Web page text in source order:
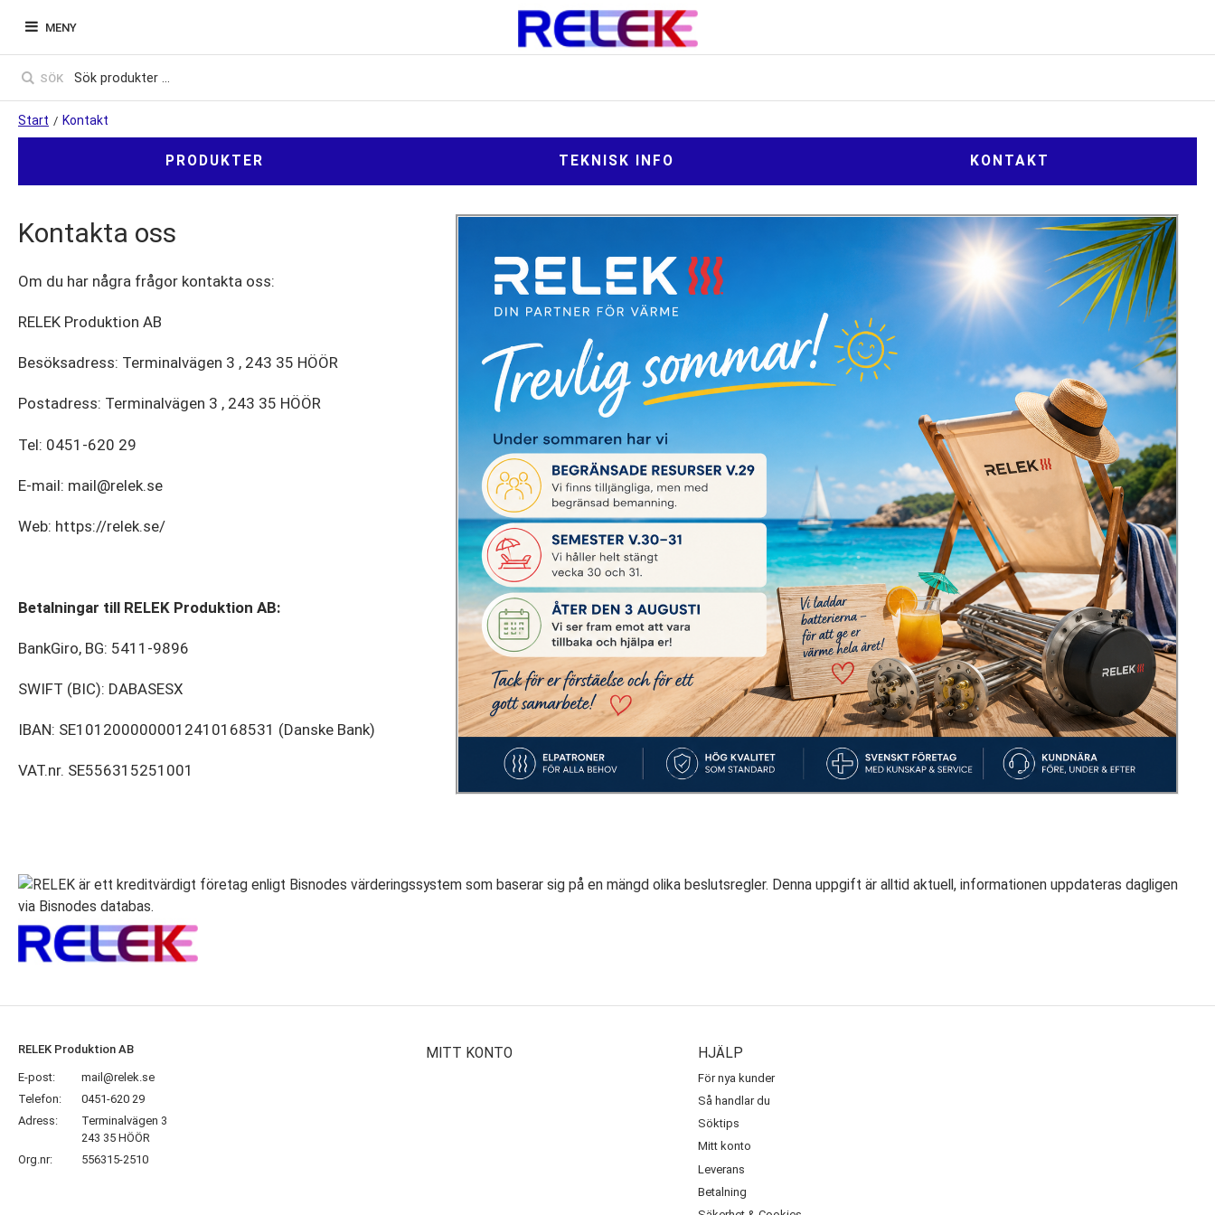
MENY
SÖK
Start / Kontakt
PRODUKTER TEKNISK INFO KONTAKT
Kontakta oss
Om du har några frågor kontakta oss:
RELEK Produktion AB
Besöksadress: Terminalvägen 3 , 243 35 HÖÖR
Postadress: Terminalvägen 3 , 243 35 HÖÖR
Tel: 0451-620 29
E-mail: mail@relek.se
Web: https://relek.se/
Betalningar till RELEK Produktion AB:
BankGiro, BG: 5411-9896
SWIFT (BIC): DABASESX
IBAN: SE1012000000012410168531 (Danske Bank)
VAT.nr. SE556315251001
RELEK Produktion AB
E-post:
mail@relek.se
Telefon:
0451-620 29
Adress:
Terminalvägen 3
243 35 HÖÖR
Org.nr:
556315-2510
MITT KONTO HJÄLP
För nya kunder
Så handlar du
Söktips
Mitt konto
Leverans
Betalning